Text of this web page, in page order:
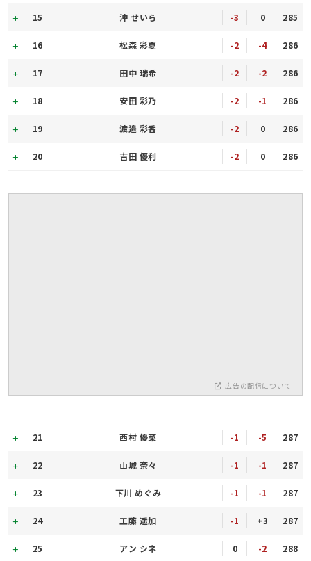
15 沖 せいら -3 0 285
16 松森 彩夏 -2 -4 286
17 田中 瑞希 -2 -2 286
18 安田 彩乃 -2 -1 286
19 渡邉 彩香 -2 0 286
20 吉田 優利 -2 0 286
広告の配信について
21 西村 優菜 -1 -5 287
22 山城 奈々 -1 -1 287
23 下川 めぐみ -1 -1 287
24 工藤 遥加 -1 +3 287
25 アン シネ 0 -2 288